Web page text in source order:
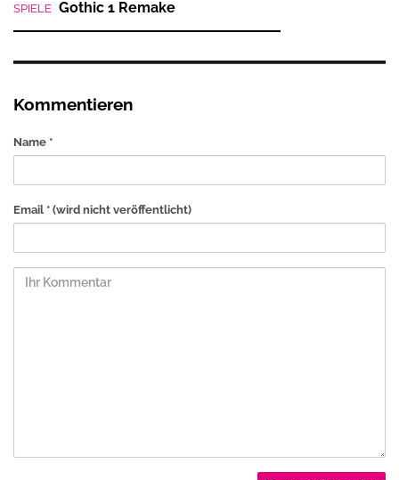
SPIELE Gothic 1 Remake
Kommentieren
Name *
Email * (wird nicht veröffentlicht)